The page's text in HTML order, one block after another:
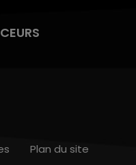
Plan du site